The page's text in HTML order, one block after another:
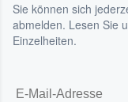
Sie können sich
abmelden. Lesen Sie
Einzelheiten.